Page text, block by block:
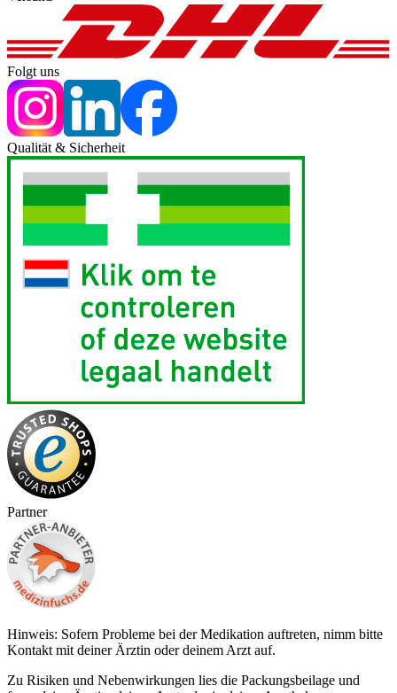
Folgt uns
Qualität & Sicherheit
Partner
Hinweis: Sofern Probleme bei der Medikation auftreten, nimm bitte
Kontakt mit deiner Ärztin oder deinem Arzt auf.
Zu Risiken und Nebenwirkungen lies die Packungsbeilage und